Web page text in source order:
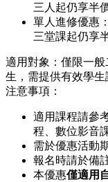
三人起仍享半
單人進修優惠
三堂課起仍享
適用對象：僅限一
生，需提供有效學生
注意事項：
適用課程請參
程、數位影音
需於優惠活動
報名時請於備
本優惠僅適用